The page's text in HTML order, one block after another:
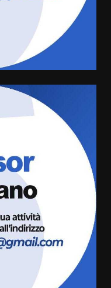
continua il piano
del
d’Italia,
in Consiglio
e
online
di
e la prima